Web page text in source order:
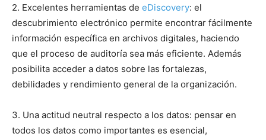
2. Excelentes herramientas de eDiscovery: el
descubrimiento electrónico permite encontrar fácilmente
información específica en archivos digitales, haciendo
que el proceso de auditoría sea más eficiente. Además
posibilita acceder a datos sobre las fortalezas,
debilidades y rendimiento general de la organización.
3. Una actitud neutral respecto a los datos: pensar en
todos los datos como importantes es esencial,